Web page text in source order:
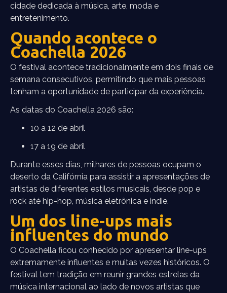
cidade dedicada à música, arte, moda e
entretenimento.
Quando acontece o
Coachella 2026
O festival acontece tradicionalmente em dois finais de
semana consecutivos, permitindo que mais pessoas
tenham a oportunidade de participar da experiência.
As datas do Coachella 2026 são:
10 a 12 de abril
17 a 19 de abril
Durante esses dias, milhares de pessoas ocupam o
deserto da Califórnia para assistir a apresentações de
artistas de diferentes estilos musicais, desde pop e
rock até hip-hop, música eletrônica e indie.
Um dos line-ups mais
influentes do mundo
O Coachella ficou conhecido por apresentar line-ups
extremamente influentes e muitas vezes históricos. O
festival tem tradição em reunir grandes estrelas da
música internacional ao lado de novos artistas que